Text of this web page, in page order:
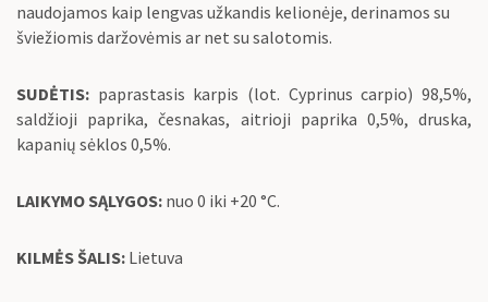
naudojamos kaip lengvas užkandis kelionėje, derinamos su
šviežiomis daržovėmis ar net su salotomis.
SUDĖTIS: paprastasis karpis (lot. Cyprinus carpio) 98,5%,
saldžioji paprika, česnakas, aitrioji paprika 0,5%, druska,
kapanių sėklos 0,5%.
LAIKYMO SĄLYGOS: nuo 0 iki +20 °C.
KILMĖS ŠALIS: Lietuva